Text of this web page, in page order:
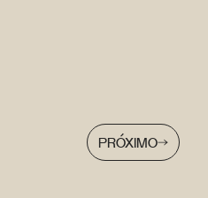
PRÓXIMO